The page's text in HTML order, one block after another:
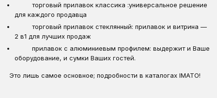
торговый прилавок классика :универсальное решение
для каждого продавца
торговый прилавок стеклянный: прилавок и витрина —
2 в1 для лучших продаж
прилавок с алюминиевым профилем: выдержит и Ваше
оборудование, и сумки Ваших гостей.
Это лишь самое основное; подробности в каталогах IMATO!